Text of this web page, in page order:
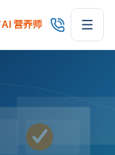
AI 营养师